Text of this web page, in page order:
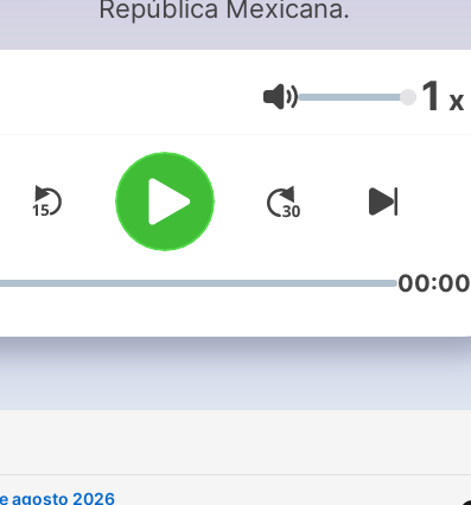
República Mexicana.
Volumen 1 x
00:00
agosto 2026